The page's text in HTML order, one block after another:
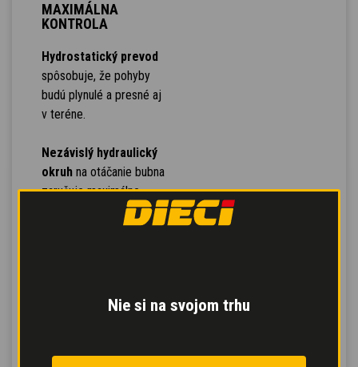
Nie si na svojom trhu
MAXIMÁLNA
KONTROLA
Hydrostatický prevod
spôsobuje, že pohyby
budú plynulé a presné aj
v teréne.
Nezávislý hydraulický
okruhna otáčanie bubna
zaručuje maximálne
na